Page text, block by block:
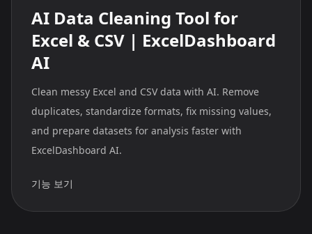
AI Data Cleaning Tool for
Excel & CSV | ExcelDashboard
AI
Clean messy Excel and CSV data with AI. Remove
duplicates, standardize formats, fix missing values,
and prepare datasets for analysis faster with
ExcelDashboard AI.
기능 보기